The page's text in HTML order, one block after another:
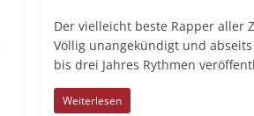
Der vielleicht beste Rapper aller
Völlig unangekündigt und
bis drei Jahres Rythmen
Weiterlesen